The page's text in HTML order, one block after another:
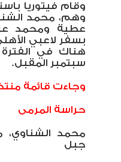
وهم، محمد
عطية ومحمد
بسفر لاعبي
سبتمبر المقبل.
وجاءت قائمة
حراسة المرمى
محمد
جبل